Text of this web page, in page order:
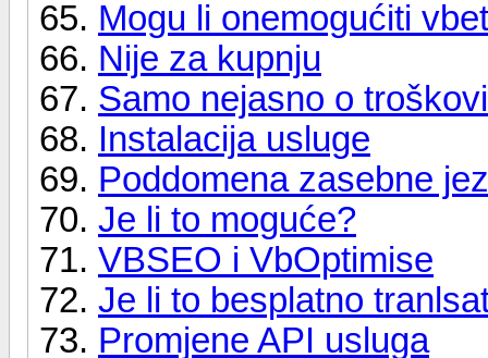
Mogu li onemogućiti
Nije za kupnju
Samo nejasno o
Instalacija usluge
Poddomena zasebne
Je li to moguće?
VBSEO i VbOptimise
Je li to besplatno
Promjene API usluga